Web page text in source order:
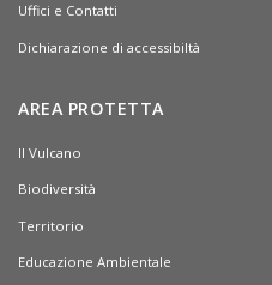
Uffici e Contatti
Dichiarazione di accessibiltà
AREA PROTETTA
Il Vulcano
Biodiversità
Territorio
Educazione Ambientale